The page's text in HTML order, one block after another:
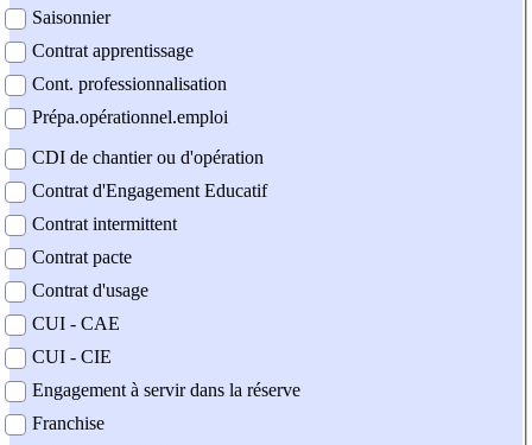
Saisonnier
Contrat apprentissage
Cont. professionnalisation
Prépa.opérationnel.emploi
CDI de chantier ou d'opération
Contrat d'Engagement Educatif
Contrat intermittent
Contrat pacte
Contrat d'usage
CUI - CAE
CUI - CIE
Engagement à servir dans la réserve
Franchise